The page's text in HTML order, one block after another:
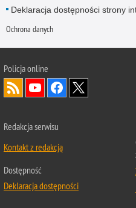
Deklaracja dostępności strony
Ochrona danych
Policja online
Redakcja serwisu
Kontakt z redakcją
Dostępność
Deklaracja dostępności